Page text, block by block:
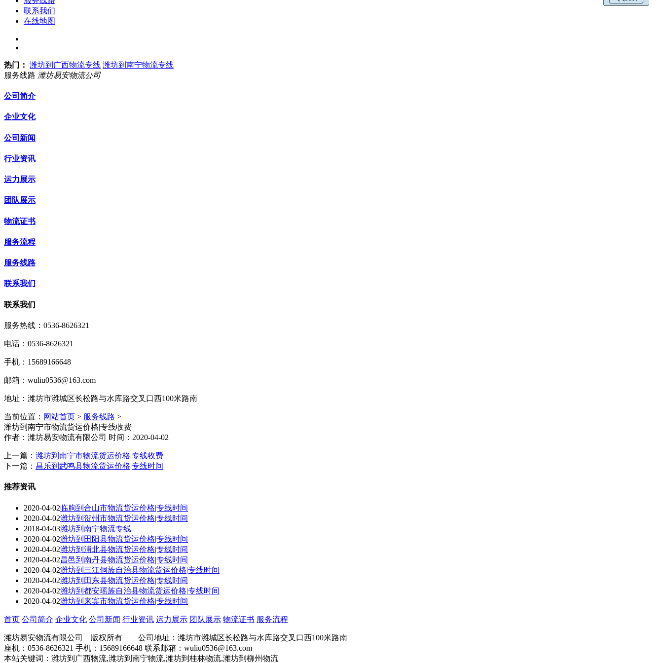
联系我们
在线地图
热门： 潍坊到广西物流专线 潍坊到南宁物流专线
服务线路 潍坊易安物流公司
公司简介
企业文化
公司新闻
行业资讯
运力展示
团队展示
物流证书
服务流程
服务线路
联系我们
联系我们
服务热线： 0536-8626321
电话：0536-8626321
手机：15689166648
邮箱：wuliu0536@163.com
地址：潍坊市潍城区长松路与水库路交叉口西100米路南
当前位置： 网站首页 > 服务线路 >
潍坊到南宁市物流货运价格|专线收费
作者：潍坊易安物流有限公司 时间：2020-04-02
上一篇： 潍坊到南宁市物流货运价格|专线收费
下一篇： 昌乐到武鸣县物流货运价格|专线时间
推荐资讯
2020-04-02临朐到合山市物流货运价格|专线时间
2020-04-02潍坊到贺州市物流货运价格|专线时间
2018-04-03潍坊到南宁物流专线
2020-04-02潍坊到田阳县物流货运价格|专线时间
2020-04-02潍坊到浦北县物流货运价格|专线时间
2020-04-02昌邑到南丹县物流货运价格|专线时间
2020-04-02潍坊到三江侗族自治县物流货运价格|专线时间
2020-04-02潍坊到田东县物流货运价格|专线时间
2020-04-02潍坊到都安瑶族自治县物流货运价格|专线时间
2020-04-02潍坊到来宾市物流货运价格|专线时间
首页 公司简介 企业文化 公司新闻 行业资讯 运力展示 团队展示 物流证书 服务流程
潍坊易安物流有限公司 版权所有 公司地址：潍坊市潍城区长松路与水库路交叉口西100米路南
座机：0536-8626321 手机：15689166648 联系邮箱：wuliu0536@163.com
本站关键词：潍坊到广西物流,潍坊到南宁物流,潍坊到桂林物流,潍坊到柳州物流